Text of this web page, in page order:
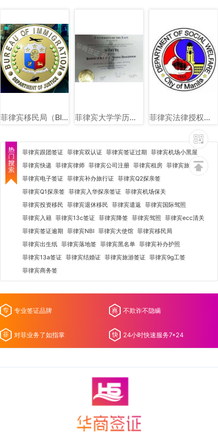
菲律宾移民局（BI）图文详解 菲律宾大学学历图片样式讲解 菲律宾法律授权社会福利和发展部（DSWD）图文讲解
菲律宾跟团签证 菲律宾双认证 菲律宾签证过期 菲律宾机场小黑屋
菲律宾快递 菲律宾律师 菲律宾公司注册 菲律宾租房 菲律宾旅行社
菲律宾电子签证 菲律宾补办旅行证 菲律宾Q2探亲签
菲律宾Q1探亲签 菲律宾入华探亲签证 菲律宾机场保关
菲律宾投资移民 菲律宾退休移民 菲律宾遣返
菲律宾国际驾照
菲律宾入籍 菲律宾13c签证 菲律宾降签 菲律宾驾照 菲律宾ecc清关
菲律宾签证逾期 菲律宾NBI 菲律宾大使馆 菲律宾移民局
菲律宾出生纸 菲律宾落地签 菲律宾黑名单 菲律宾补办护照
菲律宾13a签证 菲律宾结婚证 菲律宾旅游签证 菲律宾9g工签
菲律宾商务签
专业签证品牌 不欺诈不隐瞒
对菲业务了如指掌 24小时快速服务7*24